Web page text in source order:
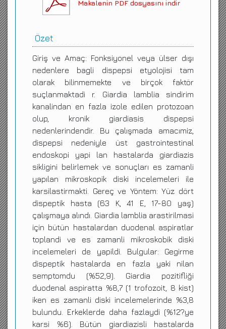
Makalenin PDF dosyasını indir
Özet
Giriş ve Amaç: Fonksiyonel veya ülser dışı
nedenlere bagli dispepsi etyolojisi tam
olarak bilinmemekte ve birçok faktör
suçlanmaktadi r. Giardia lamblia sindirim
kanalindan en fazla izole edilen protozoan
olup, kronik giardiasis dispepsi
nedenlerindendir. Bu çalışmada amacımiz,
dispepsi nedeniyle üst gastrointestinal
endoskopi yapi lan hastalarda giardiazis
sikligini belirlemek ve sonuçları es zamanli
yapılan mikroskopik diski incelemeleri ile
karsilastirmakti. Gereç ve Yöntem: Yüz dört
dispeptik hasta (63 K, 41 E, 17-80 yaş)
çalışmaya alındı. Giardia lamblia arastirilmasi
için bütün hastalardan duodenal aspiratlar
toplandi ve es zamanli mikroskobik diski
incelemeleri de yapildi. Bulgular: Gegirme
dispeptik hastalarda en fazla yaki nilan
semptomdu (%52,9). Giardia pozitifliği
duodenal aspiratta %8,7 (1 trofozoit, 8 kist)
iken es zamanli diski incelemelerinde %3,8
bulundu. Erkeklerde daha fazlaydi (%12?ye
karsi %6). Bütün giardiazisli hastalarda